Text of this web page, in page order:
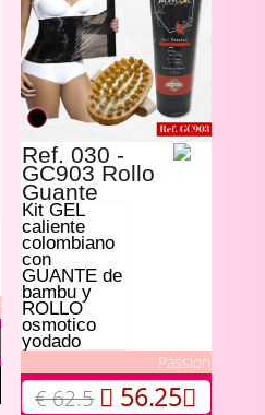
Ref. 030 -
GC903 Rollo
Guante
Kit GEL
caliente
colombiano
con
GUANTE de
bambu y
ROLLO
osmotico
yodado
Passion
€ 62.5 56.25